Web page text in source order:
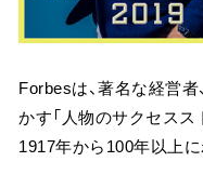
Forbesは、著名な経営者
かす「人物のサクセスス
1917年から100年以上